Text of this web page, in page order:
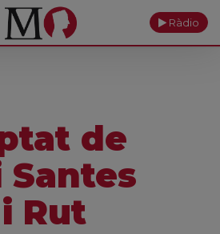
Ràdio
de
Rut